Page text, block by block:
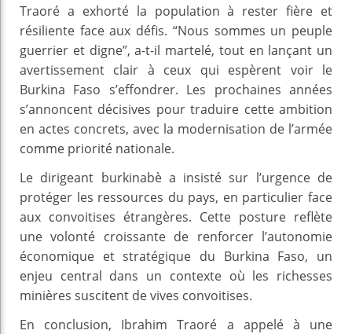
Traoré a exhorté la population à rester fière et
résiliente face aux défis. “Nous sommes un peuple
guerrier et digne”, a-t-il martelé, tout en lançant un
avertissement clair à ceux qui espèrent voir le
Burkina Faso s’effondrer. Les prochaines années
s’annoncent décisives pour traduire cette ambition
en actes concrets, avec la modernisation de l’armée
comme priorité nationale.
Le dirigeant burkinabè a insisté sur l’urgence de
protéger les ressources du pays, en particulier face
aux convoitises étrangères. Cette posture reflète
une volonté croissante de renforcer l’autonomie
économique et stratégique du Burkina Faso, un
enjeu central dans un contexte où les richesses
minières suscitent de vives convoitises.
En conclusion, Ibrahim Traoré a appelé à une